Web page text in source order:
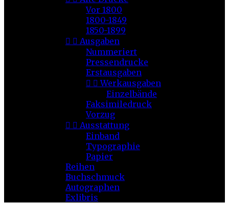
Vor 1800
1800-1849
1850-1899
  Ausgaben
Nummeriert
Pressendrucke
Erstausgaben
  Werkausgaben
Einzelbände
Faksimiledruck
Vorzug
  Ausstattung
Einband
Typographie
Papier
Reihen
Buchschmuck
Autographen
Exlibris